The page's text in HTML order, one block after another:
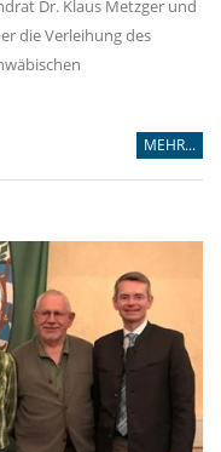
Dr. Klaus Metzger und
die Verleihung des
MEHR...